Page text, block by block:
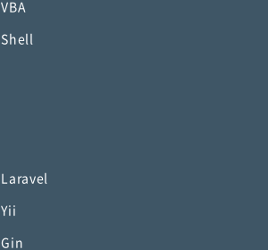
VBA
Shell
Laravel
Yii
Gin